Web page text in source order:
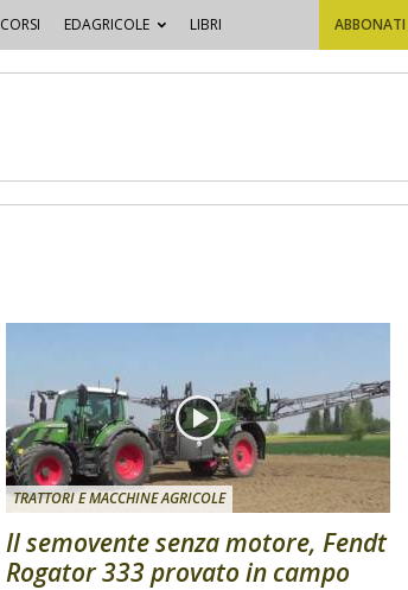
CORSI EDAGRICOLE LIBRI
TRATTORI E MACCHINE AGRICOLE
Il semovente senza motore, Fendt
Rogator 333 provato in campo